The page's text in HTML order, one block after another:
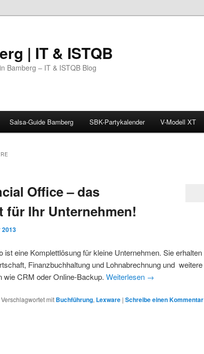
| IT & ISTQB
Bamberg – IT & ISTQB Blog
Salsa-Guide Bamberg SBK-Partykalender V-Modell XT
Office – das
für Ihr Unternehmen!
2013
ist eine Komplettlösung für kleine Unternehmen. Sie erhalten
Finanzbuchhaltung und Lohnabrechnung und weitere
wie CRM oder Online-Backup. Weiterlesen →
Verschlagwortet mit Buchführung, Lexware | Schreibe einen Kommentar